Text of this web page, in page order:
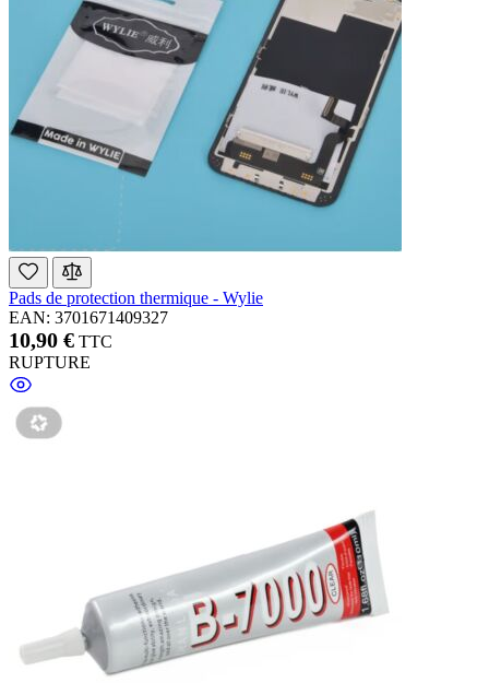
Pads de protection thermique - Wylie
EAN: 3701671409327
10,90 € TTC
RUPTURE